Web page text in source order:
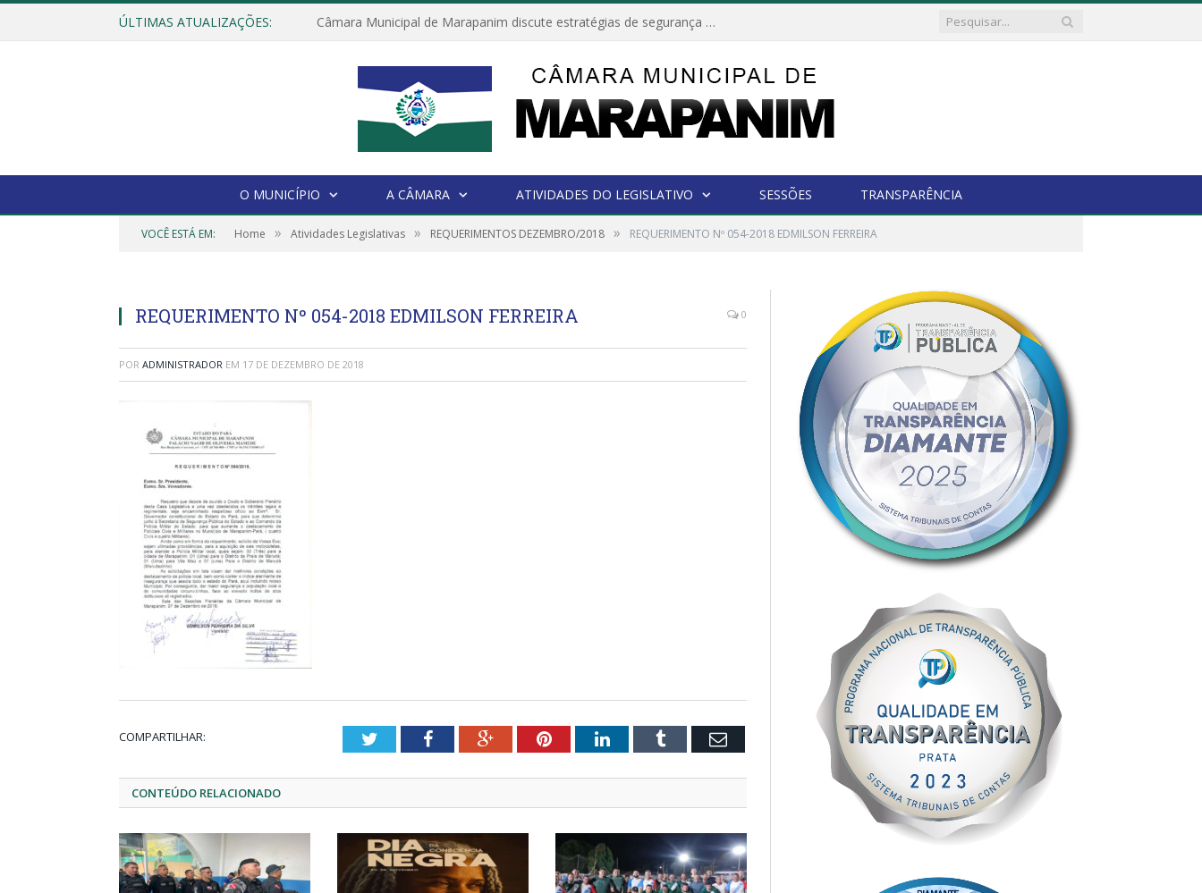
ÚLTIMAS ATUALIZAÇÕES: Câmara Municipal de Marapanim discute estratégias de segurança com autoridades e poder executivo
O MUNICÍPIO A CÂMARA ATIVIDADES DO LEGISLATIVO SESSÕES TRANSPARÊNCIA
VOCÊ ESTÁ EM: Home » Atividades Legislativas » REQUERIMENTOS DEZEMBRO/2018 » REQUERIMENTO Nº 054-2018 EDMILSON FERREIRA
REQUERIMENTO Nº 054-2018 EDMILSON FERREIRA 0
POR ADMINISTRADOR EM 17 DE DEZEMBRO DE 2018
COMPARTILHAR: TwitterFacebookGoogle+PinterestLinkedInTumblr Email
CONTEÚDO RELACIONADO